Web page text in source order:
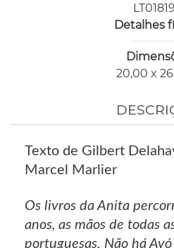
Detalhes
20,00 x
Texto de Gilbert
Marcel Marlier
Os livros da Anita
anos, as mãos de todas
portuguesas. Não há